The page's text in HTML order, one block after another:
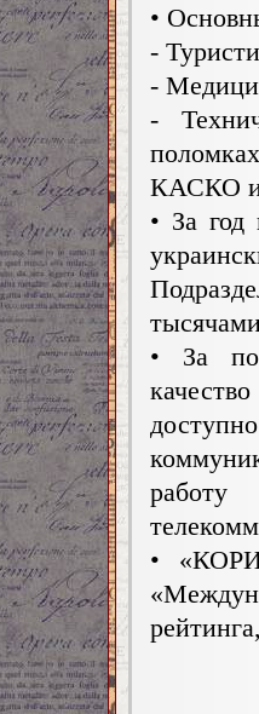
•
-
-
-
КАСКО
• За год
• За
•